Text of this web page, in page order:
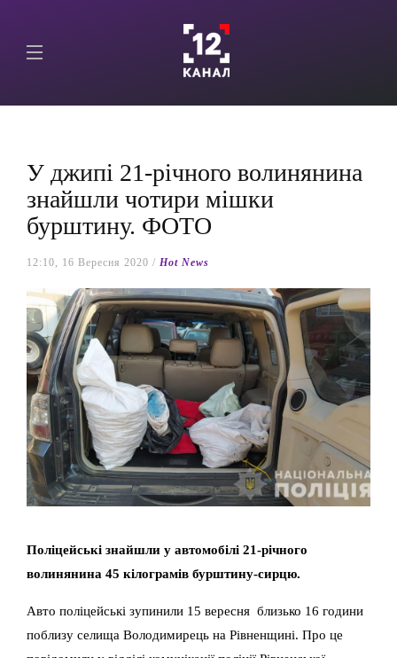
У джипі 21-річного волинянина
знайшли чотири мішки
бурштину. ФОТО
12:10, 16 Вересня 2020 / Hot News
Поліцейські знайшли у автомобілі 21-річного
волинянина 45 кілограмів бурштину-сирцю.
Авто поліцейські зупинили 15 вересня близько 16 години
поблизу селища Володимирець на Рівненщині. Про це